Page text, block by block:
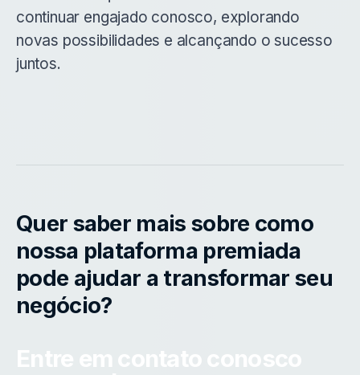
continuar engajado conosco, explorando
novas possibilidades e alcançando o sucesso
juntos.
Quer saber mais sobre como
nossa plataforma premiada
pode ajudar a transformar seu
negócio?